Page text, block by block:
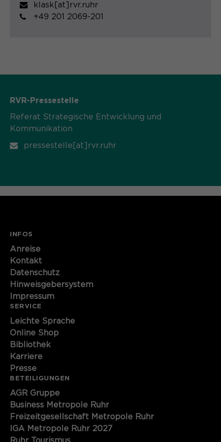
Name cookie_optin
aktuellen Domäne.
klask[at]rvr.ruhr
+49 201 2069-201
RVR-Pressestelle
Referat Strategische Entwicklung und
Kommunikation
pressestelle[at]rvr.ruhr
INFOS
Anreise
Kontakt
Datenschutz
Hinweisgebersystem
Impressum
SERVICE
Leichte Sprache
Online Shop
Bibliothek
Karriere
Presse
BETEILIGUNGEN
AGR Gruppe
Business Metropole Ruhr
Freizeitgesellschaft Metropole Ruhr
IGA Metropole Ruhr 2027